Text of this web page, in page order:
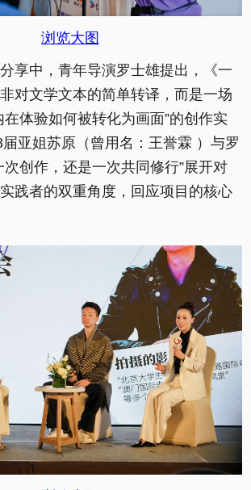
浏览大图
享中，青年导演罗士雄提出，《一
对文学文本的简单转译，而是一场
在体验如何被转化为画面”的创作实
亚姐苏原（曾用名：王誉霖 ）与罗
次创作，还是一次共同修行”展开对
践者的双重角度，回应项目的核心